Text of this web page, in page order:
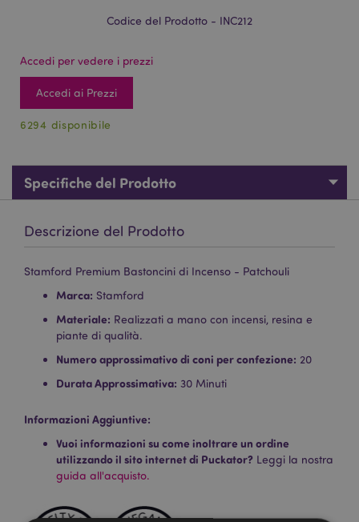
Codice del Prodotto - INC212
Accedi per vedere i prezzi
Accedi ai Prezzi
6294 disponibile
Specifiche del Prodotto
Descrizione del Prodotto
Stamford Premium Bastoncini di Incenso - Patchouli
Marca: Stamford
Materiale: Realizzati a mano con incensi, resina e
piante di qualità.
Numero approssimativo di coni per confezione: 20
Durata Approssimativa: 30 Minuti
Informazioni Aggiuntive:
Vuoi informazioni su come inoltrare un ordine
utilizzando il sito internet di Puckator? Leggi la nostra
guida all'acquisto.